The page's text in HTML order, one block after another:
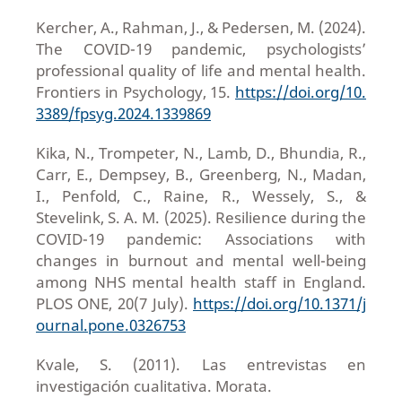
Kercher, A., Rahman, J., & Pedersen, M. (2024).
The COVID-19 pandemic, psychologists’
professional quality of life and mental health.
Frontiers in Psychology, 15. https://doi.org/10.
3389/fpsyg.2024.1339869
Kika, N., Trompeter, N., Lamb, D., Bhundia, R.,
Carr, E., Dempsey, B., Greenberg, N., Madan,
I., Penfold, C., Raine, R., Wessely, S., &
Stevelink, S. A. M. (2025). Resilience during the
COVID-19 pandemic: Associations with
changes in burnout and mental well-being
among NHS mental health staff in England.
PLOS ONE, 20(7 July). https://doi.org/10.1371/j
ournal.pone.0326753
Kvale, S. (2011). Las entrevistas en
investigación cualitativa. Morata.